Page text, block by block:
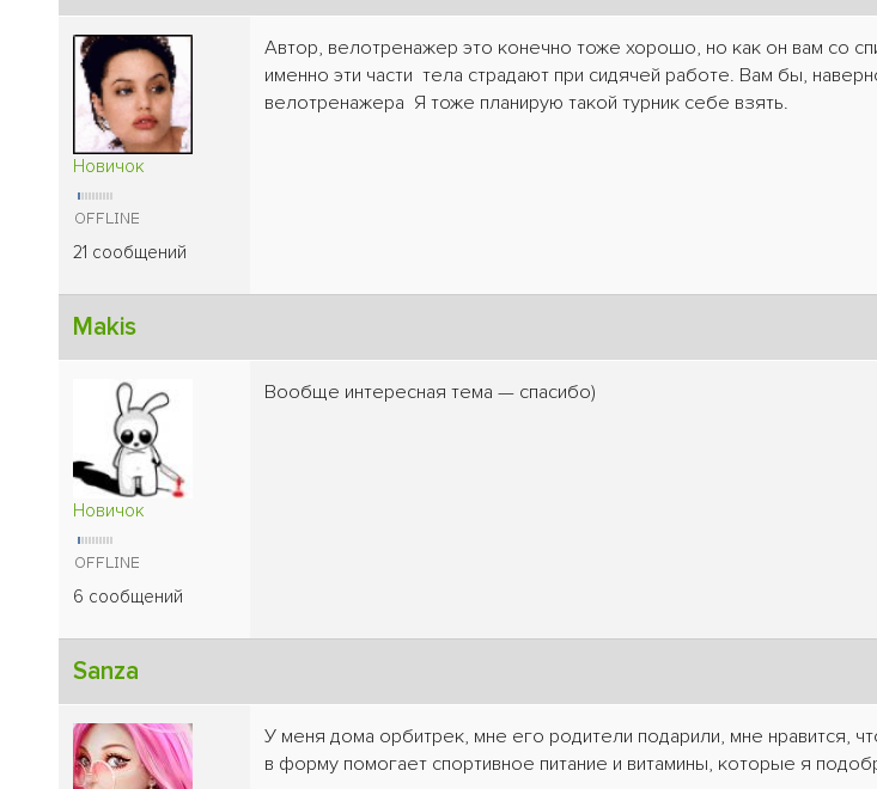
Новичок
21 сообщений
Автор, велотренажер это конечно тоже хорошо, но как он вам со
именно эти части тела страдают при сидячей работе. Вам бы,
велотренажера Я тоже планирую такой турник себе взять.
Makis
Новичок
6 сообщений
Вообще интересная тема — спасибо)
Sanza
У меня дома орбитрек, мне его родители подарили, мне нравится,
в форму помогает спортивное питание и витамины, которые я